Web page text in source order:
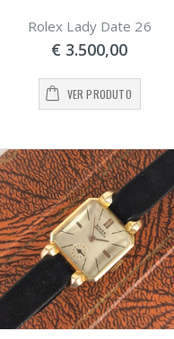
Rolex Lady Date 26
€ 3.500,00
VER PRODUTO
Pulseira Rosas
de Portugal
€ 2.500,00